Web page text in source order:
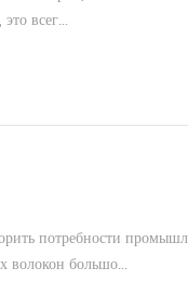
всег...
потребности
волокон большо...